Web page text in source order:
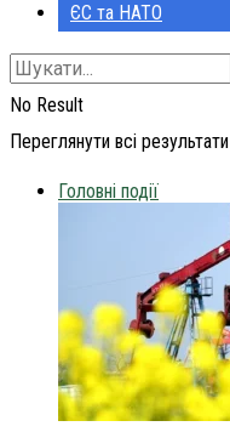
ЄС та НАТО
No Result
Переглянути всі результати
Головні події